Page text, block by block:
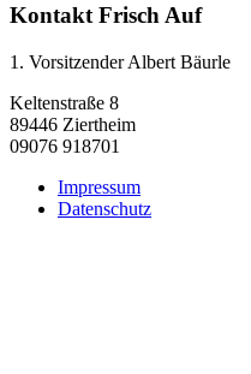
Kontakt Frisch Auf
1. Vorsitzender Albert Bäurle
Keltenstraße 8
89446 Ziertheim
09076 918701
Impressum
Datenschutz